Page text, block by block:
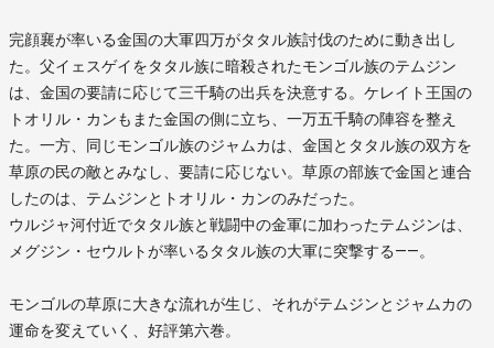
完顔襄が率いる金国の大軍四万がタタル族討伐のために動き出し
た。父イェスゲイをタタル族に暗殺されたモンゴル族のテムジン
は、金国の要請に応じて三千騎の出兵を決意する。ケレイト王国の
トオリル・カンもまた金国の側に立ち、一万五千騎の陣容を整え
た。一方、同じモンゴル族のジャムカは、金国とタタル族の双方を
草原の民の敵とみなし、要請に応じない。草原の部族で金国と連合
したのは、テムジンとトオリル・カンのみだった。
ウルジャ河付近でタタル族と戦闘中の金軍に加わったテムジンは、
メグジン・セウルトが率いるタタル族の大軍に突撃する――。
モンゴルの草原に大きな流れが生じ、それがテムジンとジャムカの
運命を変えていく、好評第六巻。